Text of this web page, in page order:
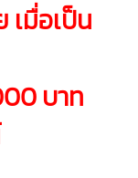
เมื่อเป็น
บาท